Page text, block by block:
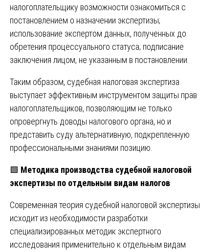
налогоплательщику возможности ознакомиться с
постановлением о назначении экспертизы;
использование экспертом данных, полученных до
обретения процессуального статуса; подписание
заключения лицом, не указанным в постановлении.
Таким образом, судебная налоговая экспертиза
выступает эффективным инструментом защиты прав
налогоплательщиков, позволяющим не только
опровергнуть доводы налогового органа, но и
представить суду альтернативную, подкрепленную
профессиональными знаниями позицию.
🟩 Методика производства судебной налоговой
экспертизы по отдельным видам налогов
Современная теория судебной налоговой экспертизы
исходит из необходимости разработки
специализированных методик экспертного
исследования применительно к отдельным видам